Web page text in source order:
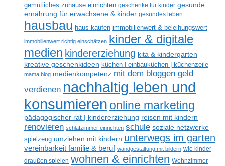
gemütliches zuhause einrichten geschenke für kinder gesunde
ernährung für erwachsene & kinder gesundes leben
hausbau haus kaufen immobilienwert & beleihungswert
immobilienwert richtig einschätzen kinder & digitale
medien kindererziehung kita & kindergarten
kreative geschenkideen küchen | einbauküchen | küchenzeile
mama blog medienkompetenz mit dem bloggen geld
verdienen nachhaltig leben und
konsumieren online marketing
pädagogischer rat | kindererziehung reisen mit kindern
renovieren schlafzimmer einrichten schule soziale netzwerke
spielzeug umziehen mit kindern unterwegs im garten
vereinbarkeit familie & beruf wandgestaltung mit bildern wie kinder
draußen spielen wohnen & einrichten Wohnzimmer